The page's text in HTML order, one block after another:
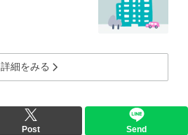
詳細をみる
Post Send